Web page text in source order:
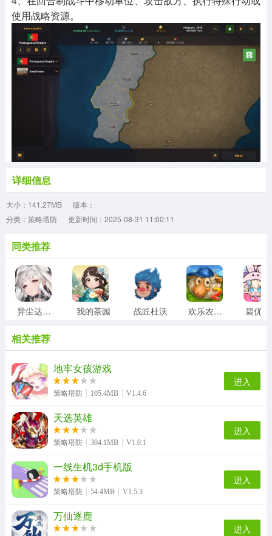
使用战略资源。
详细信息
大小：141.27MB
版本：
分类：策略塔防
更新时间：2025-08-31 11:00:11
同类推荐
异尘达米拉 我的茶园 战匠杜沃 欢乐农场2中文版
相关推荐
地牢女孩游戏
策略塔防 105.4MB V1.4.6
进入
天选英雄
策略塔防 304.1MB V1.0.1
进入
一线生机3d手机版
策略塔防 54.4MB V1.5.3
进入
万仙逐鹿
进入